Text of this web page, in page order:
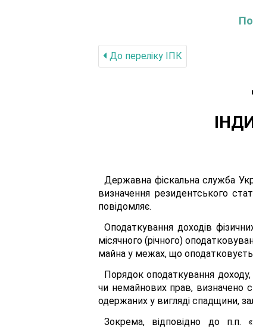
До переліку IПК
Державна фіскальна служба
визначення резидентського
повідомляє.
Оподаткування доходів
місячного (річного)
майна у межах, що
Порядок оподаткування
чи немайнових прав, визначено
одержаних у вигляді спадщини,
Зокрема, відповідно до п.п.